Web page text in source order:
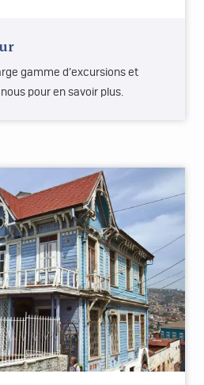
gamme d’excursions et
pour en savoir plus.